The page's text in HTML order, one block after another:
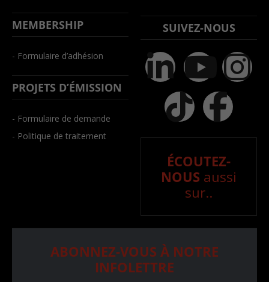
MEMBERSHIP
- Formulaire d’adhésion
PROJETS D’ÉMISSION
- Formulaire de demande
- Politique de traitement
SUIVEZ-NOUS
ÉCOUTEZ-
NOUS aussi
sur..
ABONNEZ-VOUS À NOTRE
INFOLETTRE